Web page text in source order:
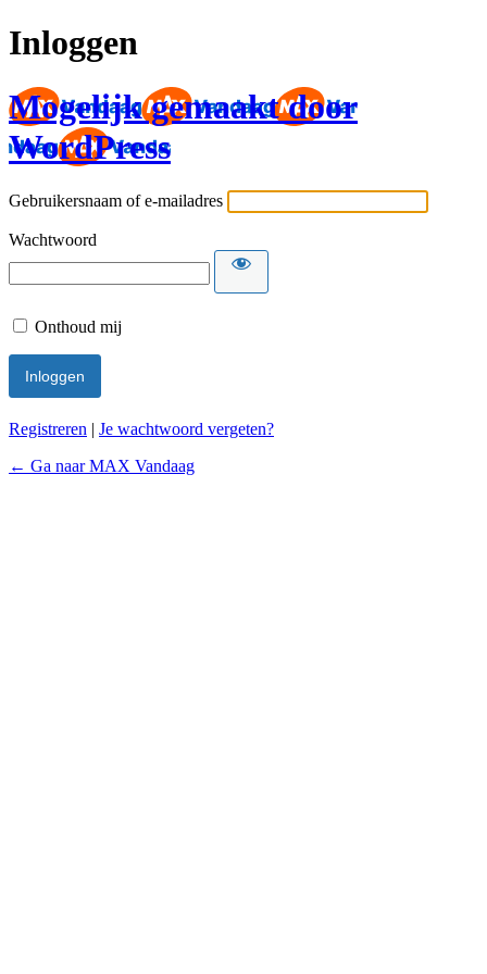
Inloggen
Mogelijk gemaakt door
WordPress
Gebruikersnaam of e-mailadres
Wachtwoord
Onthoud mij
Registreren | Je wachtwoord vergeten?
← Ga naar MAX Vandaag